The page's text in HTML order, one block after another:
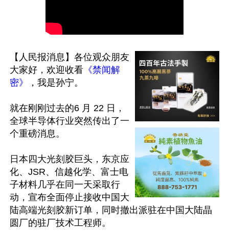
【人民报消息】各位观众朋友
大家好，欢迎收看 《禁闻解
密》
，我是孙宁。
就在刚刚过去的6 月 22 日，
全球半导体行业突然传出了一
个重磅消息。
日本四大光刻胶巨头，东京应
化、JSR、信越化学、富士电
子材料几乎在同一天采取行
动，宣布全面停止接收中国大
陆高端光刻胶新订单，同时撤出派驻在中国大陆晶
圆厂的驻厂技术工程师。